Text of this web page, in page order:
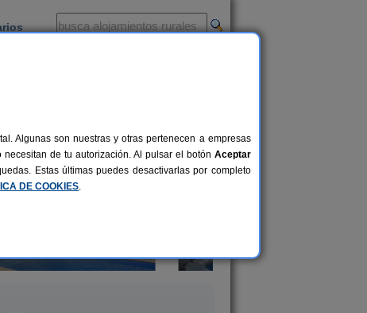
Algunas son nuestras y otras pertenecen a empresas
de tu autorización. Al pulsar el botón Aceptar
Estas últimas puedes desactivarlas por completo
DE COOKIES.